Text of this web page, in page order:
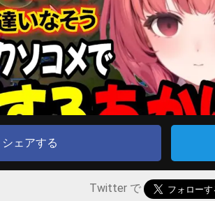
シェアする
Twitter で